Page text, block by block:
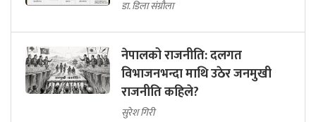
डा. डिला संग्रौला
नेपालको राजनीति: दलगत
विभाजनभन्दा माथि उठेर जनमुखी
राजनीति कहिले?
सुरेश गिरी